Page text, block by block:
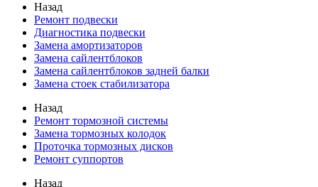
Назад
Ремонт подвески
Диагностика подвески
Замена амортизаторов
Замена сайлентблоков
Замена сайлентблоков задней балки
Замена стоек стабилизатора
Назад
Ремонт тормозной системы
Замена тормозных колодок
Проточка тормозных дисков
Ремонт суппортов
Назад